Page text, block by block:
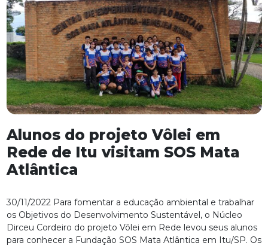
Alunos do projeto Vôlei em
Rede de Itu visitam SOS Mata
Atlântica
30/11/2022 Para fomentar a educação ambiental e trabalhar
os Objetivos do Desenvolvimento Sustentável, o Núcleo
Dirceu Cordeiro do projeto Vôlei em Rede levou seus alunos
para conhecer a Fundação SOS Mata Atlântica em Itu/SP. Os